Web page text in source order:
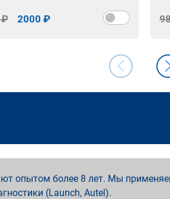
₽ 2000 ₽
опытом более 8 лет. Мы
(Launch, Autel).